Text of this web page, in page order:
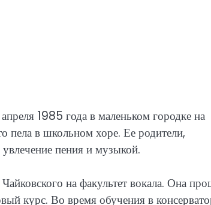
1985 года в маленьком городке на
пела в школьном хоре. Ее родители,
пения и музыкой.
на факультет вокала. Она
курс. Во время обучения в